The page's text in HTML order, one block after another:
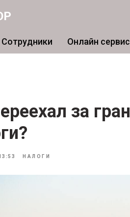
Сотрудники Онлайн
за
НАЛОГИ